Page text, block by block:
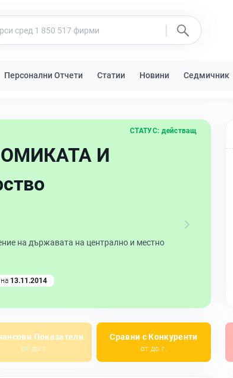
Персонални Отчети Статии Новини Седмичник
И
СТАТУС: действащ
на държавата на централно и местно
13.11.2014
Показатели
от до г.
Сравни с Конкуренти
от до г.